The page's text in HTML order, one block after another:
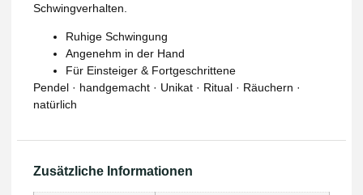
Schwingverhalten.
Ruhige Schwingung
Angenehm in der Hand
Für Einsteiger & Fortgeschrittene
Pendel · handgemacht · Unikat · Ritual · Räuchern ·
natürlich
Zusätzliche Informationen